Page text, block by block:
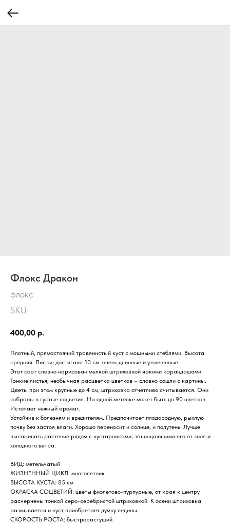
Флокс Дракон
флокс
SKU:
400,00 р.
Плотный, прямостоячий травянистый куст с мощными стеблями. Высота
средняя. Листья достигают 10 см. очень длинные и утонченные.
Этот сорт словно нарисован мелкой штриховкой яркими карандашами.
Тонкие листья, необычная расцветка цветков – словно сошли с картины.
Цветы при этом крупные до 4 см, штриховка отчетливо считывается. Они
собраны в густые соцветия. На одной метелке может быть до 90 цветков.
Источает нежный аромат.
Устойчив к болезням и вредителям. Предпочитает плодородную, рыхлую
почву без застоя влаги. Хорошо переносит и солнце, и полутень. Лучше
высаживать растение рядом с кустарниками, защищающими его от зноя и
холодного ветра.
ВИД: метельчатый
ЖИЗНЕННЫЙ ЦИКЛ: многолетник
ВЫСОТА КУСТА: 85 см
ОКРАСКА СОЦВЕТИЙ: цветы фиолетово-пурпурные, от края к центру
расчерчены тонкой серо-серебристой штриховкой. К осени штриховка
размывается и куст приобретает думку седины.
СКОРОСТЬ РОСТА: быстрорастущий